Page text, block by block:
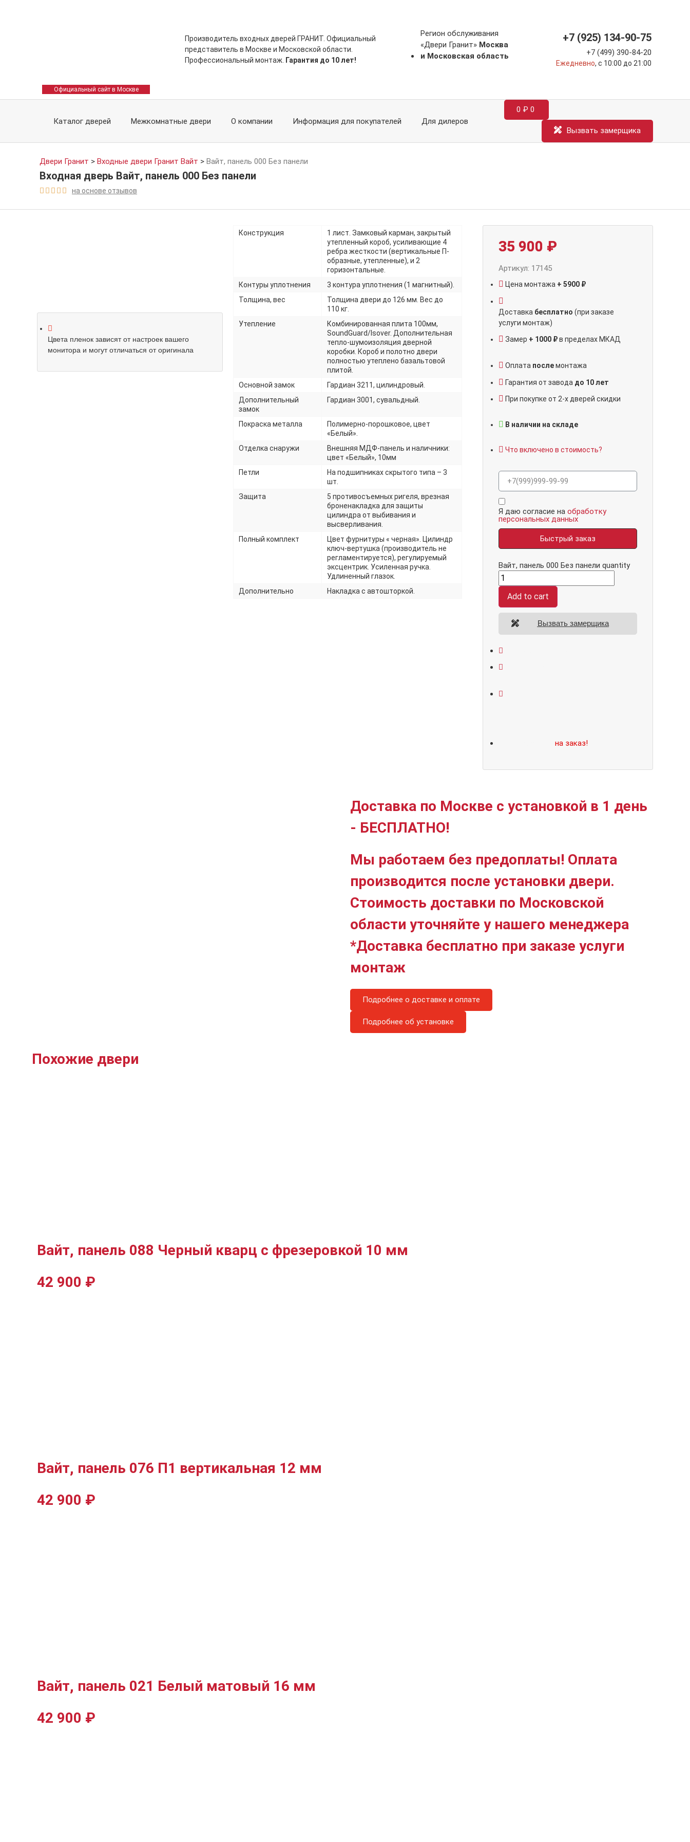
Официальный сайт в Москве
Производитель входных дверей ГРАНИТ. Официальный
представитель в Москве и Московской области.
Профессиональный монтаж.
Гарантия до 10 лет!
Регион обслуживания
«Двери Гранит» Москва
и Московская область
+7 (925) 134-90-75
+7 (499) 390-84-20
Ежедневно, с 10:00 до 21:00
Каталог дверей Межкомнатные двери О компании Информация для покупателей Для дилеров
0 ₽ 0
Вызвать замерщика
Двери Гранит > Входные двери Гранит Вайт > Вайт, панель 000 Без панели
Входная дверь Вайт, панель 000 Без панели
     на основе отзывов
Цвета пленок зависят от настроек вашего
монитора и могут отличаться от оригинала
Конструкция
1 лист. Замковый карман, закрытый
утепленный короб, усиливающие 4
ребра жесткости (вертикальные П-
образные, утепленные), и 2
горизонтальные.
Контуры уплотнения
3 контура уплотнения (1 магнитный).
Толщина, вес
Толщина двери до 126 мм. Вес до
110 кг.
Утепление
Комбинированная плита 100мм,
SoundGuard/Isover. Дополнительная
тепло-шумоизоляция дверной
коробки. Короб и полотно двери
полностью утеплено базальтовой
плитой.
Основной замок
Гардиан 3211, цилиндровый.
Дополнительный
замок
Гардиан 3001, сувальдный.
Покраска металла
Полимерно-порошковое, цвет
«Белый».
Отделка снаружи
Внешняя МДФ-панель и наличники:
цвет «Белый», 10мм
Петли
На подшипниках скрытого типа – 3
шт.
Защита
5 противосъемных ригеля, врезная
броненакладка для защиты
цилиндра от выбивания и
высверливания.
Полный комплект
Цвет фурнитуры « черная». Цилиндр
ключ-вертушка (производитель не
регламентируется), регулируемый
эксцентрик. Усиленная ручка.
Удлиненный глазок.
Дополнительно
Накладка с автошторкой.
35 900 ₽
Артикул: 17145
Цена монтажа + 5900 ₽
Доставка бесплатно (при заказе
услуги монтаж)
Замер + 1000 ₽в пределах МКАД
Оплата послемонтажа
Гарантия от завода до 10 лет
При покупке от 2-х дверей скидки
В наличии на складе
Что включено в стоимость?
Я даю согласие на обработку
персональных данных
Быстрый заказ
Вайт, панель 000 Без панели quantity
Add to cart
Вызвать замерщика
на заказ!
Доставка по Москве с установкой в 1 день
- БЕСПЛАТНО!
Мы работаем без предоплаты! Оплата
производится после установки двери.
Стоимость доставки по Московской
области уточняйте у нашего менеджера
*Доставка бесплатно при заказе услуги
монтаж
Подробнее о доставке и оплате
Подробнее об установке
Похожие двери
Вайт, панель 088 Черный кварц с фрезеровкой 10 мм
42 900 ₽
Вайт, панель 076 П1 вертикальная 12 мм
42 900 ₽
Вайт, панель 021 Белый матовый 16 мм
42 900 ₽